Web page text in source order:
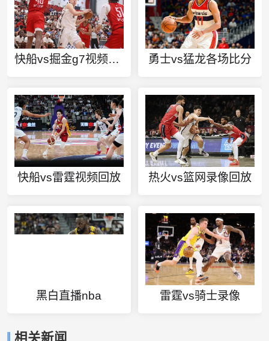
快船vs掘金g7视频回放 勇士vs猛龙各场比分
快船vs雷霆视频回放 热火vs篮网录像回放
黑白直播nba 雷霆vs骑士录像